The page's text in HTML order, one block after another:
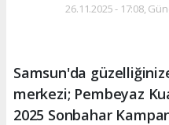
26.11.2025 - 17:08,
Samsun'da
merkezi; Pembeyaz
2025 Sonbahar